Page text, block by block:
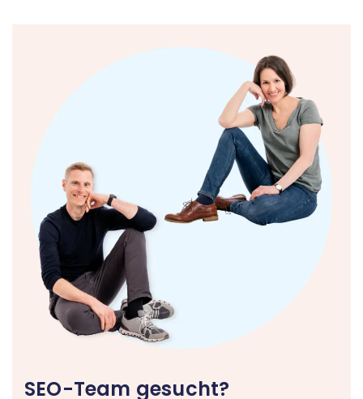
SEO-Team gesucht?